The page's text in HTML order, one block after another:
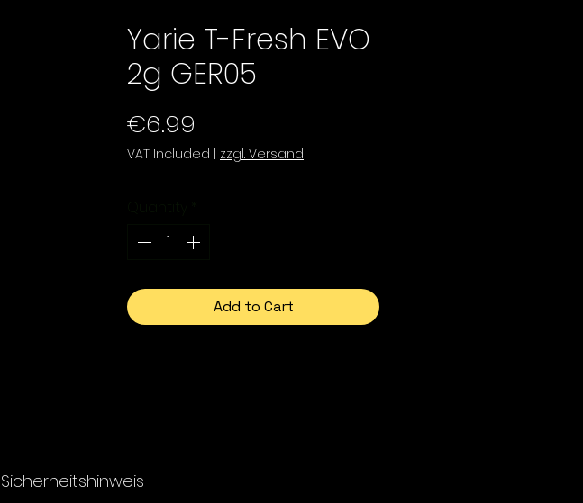
Yarie T-Fresh EVO
2g GER05
€6.99
VAT Included zzgl. Versand
Add to Cart
Sicherheitshinweis